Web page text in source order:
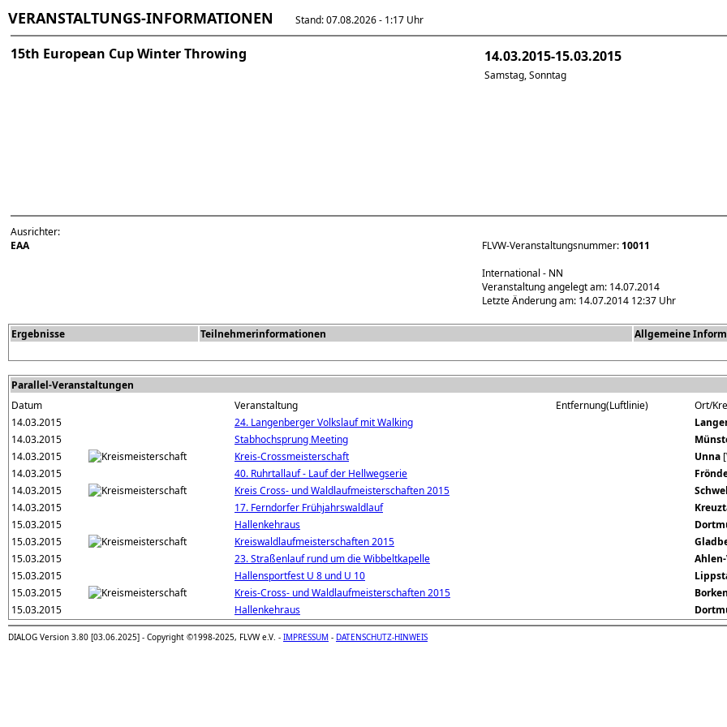
VERANSTALTUNGS-INFORMATIONEN Stand: 07.08.2026 - 1:17 Uhr
15th European Cup Winter Throwing 14.03.2015-15.03.2015
Samstag, Sonntag
Ausrichter:
EAA
FLVW-Veranstaltungsnummer:10011
International - NN
Veranstaltung angelegt am: 14.07.2014
Letzte Änderung am: 14.07.2014 12:37 Uhr
Ergebnisse Teilnehmerinformationen Allgemeine
Parallel-Veranstaltungen
Datum
Veranstaltung Entfernung(Luftlinie)
Ort/
14.03.2015
24. Langenberger Volkslauf mit Walking
14.03.2015
Stabhochsprung Meeting
14.03.2015
Kreis-Crossmeisterschaft Unna
14.03.2015
40. Ruhrtallauf - Lauf der Hellwegserie
14.03.2015
Kreis Cross- und Waldlaufmeisterschaften 2015
14.03.2015
17. Ferndorfer Frühjahrswaldlauf
15.03.2015
Hallenkehraus
15.03.2015
Kreiswaldlaufmeisterschaften 2015
15.03.2015
23. Straßenlauf rund um die Wibbeltkapelle
15.03.2015
Hallensportfest U 8 und U 10
15.03.2015
Kreis-Cross- und Waldlaufmeisterschaften 2015
15.03.2015
Hallenkehraus
DIALOG Version 3.80 [03.06.2025] - Copyright ©1998-2025, FLVW e.V. - IMPRESSUM - DATENSCHUTZ-HINWEIS